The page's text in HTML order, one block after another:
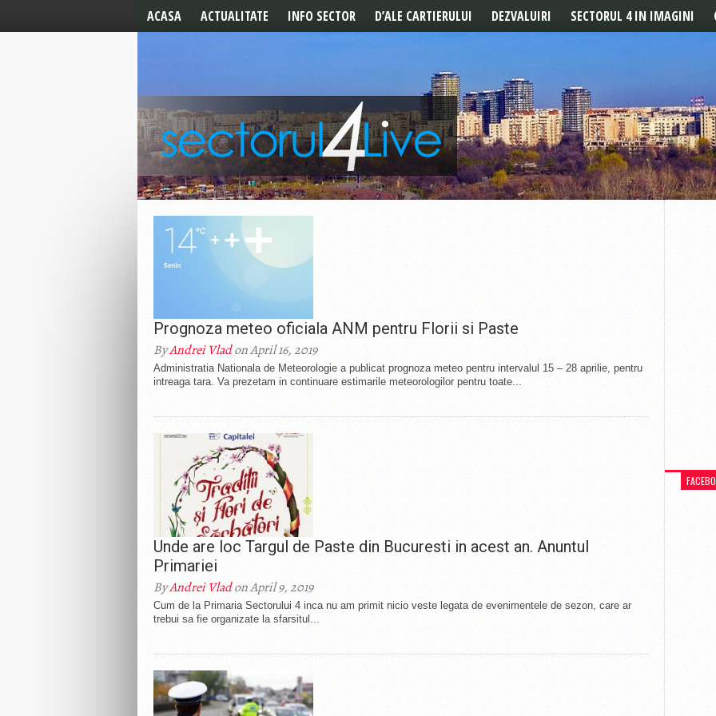
ACASA ACTUALITATE
ALEGERI PREZIDENTIALE
ALEGERI
EUROPARLAMENTARE
CELE MAI NOI STIRI
EDITORIAL
INFO SECTOR D’ALE CARTIERULUI
DE LA CITITORI
DEZVALUIRI SECTORUL 4 IN IMAGINI
Prognoza meteo oficiala ANM pentru Florii si Paste
ByAndrei Vladon April 16, 2019
Administratia Nationala de Meteorologie a publicat prognoza meteo pentru intervalul 15 – 28 aprilie, pentru
intreaga tara. Va prezetam in continuare estimarile meteorologilor pentru toate...
Unde are loc Targul de Paste din Bucuresti in acest an. Anuntul
Primariei
ByAndrei Vladon April 9, 2019
Cum de la Primaria Sectorului 4 inca nu am primit nicio veste legata de evenimentele de sezon, care ar
trebui sa fie organizate la sfarsitul...